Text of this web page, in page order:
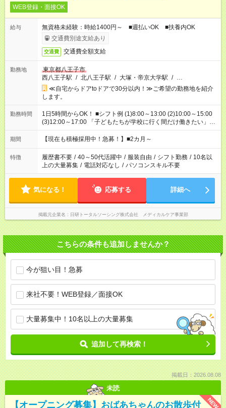
WEB登録・面接OK
給与
無資格未経験：時給1400円～ ■週払いOK ■扶養内OK
交通費別途支給あり
交通費 交通費全額支給
勤務地
東京都八王子市
西八王子駅 / 北八王子駅 / 大塚・帝京大学駅 / …
≪自宅からドアtoドアで30分以内！≫ご希望の勤務地を紹介
します。
勤務時間
1日5時間からOK！ ■シフト例 (1)8:00～13:00 (2)10:00～15:00
(3)12:00～17:00 「子どもたちが学校に行く間だけ働きたい」
「余裕を持って夕飯の準備がしたい」 「午前中は働いて、午後
はプライベートの時間にしたい」 など、ご希望を教えてくださ
間と、もう1つのお仕事の勤務時間。 合計で週40時間を超える
場合は応募できません。
期間 【現在も積極採用中！急募！】■2カ月～
特徴 履歴書不要 / 40～50代活躍中 / 服装自由 / シフト勤務 / 10名以
上の大量募集 / 電話対応なし / パソコンスキル不要
気になる！ 応募する 詳細へ
掲載元企業名 日研トータルソーシング株式会社 メディカルケア事業部
こちらの条件も追加しませんか？
今が狙い目！急募
来社不要！WEB登録／面接OK
大量募集中！10名以上の大量募集
追加して再検索！
掲載日：2026.08.08
未読
NEW
【オープニング募集】おばあちゃんのお散歩付